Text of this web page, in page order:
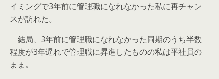
イミングで3年前に管理職になれなかった私に再チャン
スが訪れた。
結局、3年前に管理職になれなかった同期のうち半数
程度が3年遅れで管理職に昇進したものの私は平社員の
まま。